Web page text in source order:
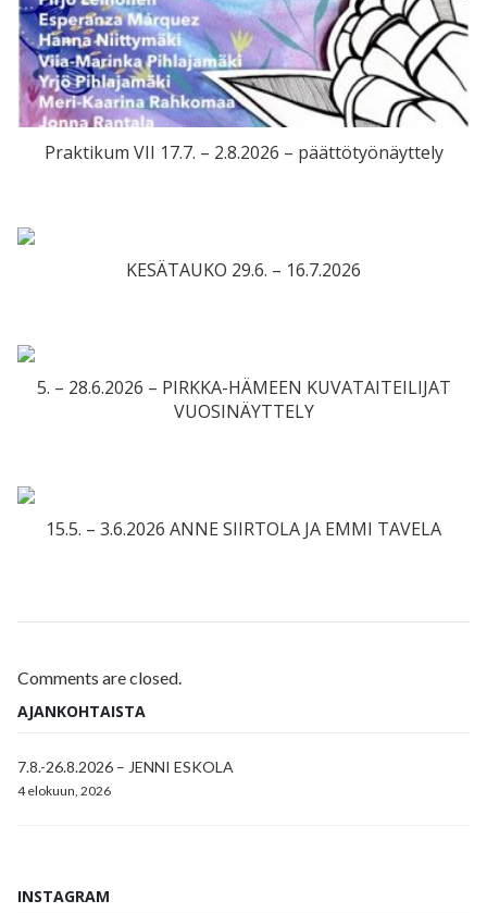
Praktikum VII 17.7. – 2.8.2026 – päättötyönäyttely
KESÄTAUKO 29.6. – 16.7.2026
5. – 28.6.2026 – PIRKKA-HÄMEEN KUVATAITEILIJAT
VUOSINÄYTTELY
15.5. – 3.6.2026 ANNE SIIRTOLA JA EMMI TAVELA
Comments are closed.
AJANKOHTAISTA
7.8.-26.8.2026 – JENNI ESKOLA
4 elokuun, 2026
INSTAGRAM